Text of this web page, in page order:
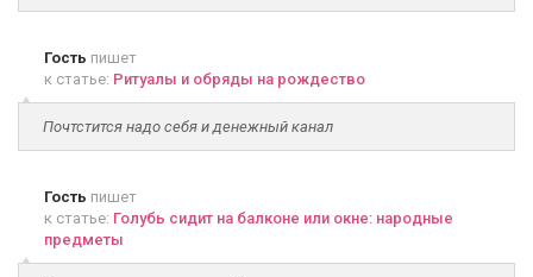
Гость пишет
к статье: Ритуалы и обряды на рождество
Почтстится надо себя и денежный канал
Гость пишет
к статье: Голубь сидит на балконе или окне: народные
предметы